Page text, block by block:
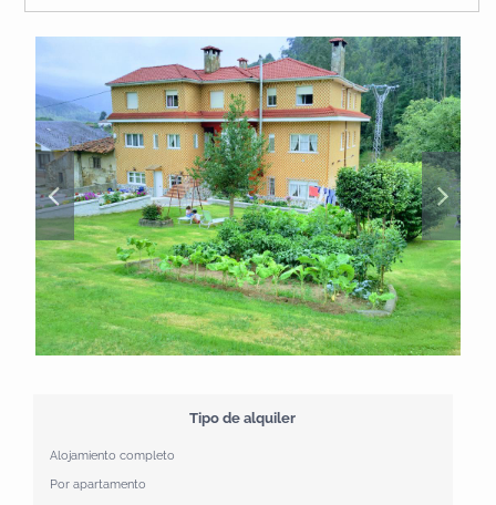
Tipo de alquiler
Alojamiento completo
Por apartamento